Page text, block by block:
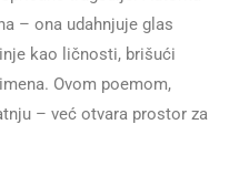
– ona udahnjuje glas
kao ličnosti, brišući
Ovom poemom,
– već otvara prostor za